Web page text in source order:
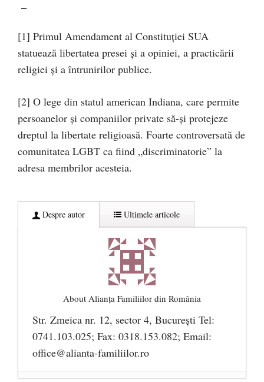
[1] Primul Amendament al Constituției SUA
statuează libertatea presei și a opiniei, a practicării
religiei și a întrunirilor publice.
[2] O lege din statul american Indiana, care permite
persoanelor și companiilor private să-și protejeze
dreptul la libertate religioasă. Foarte controversată de
comunitatea LGBT ca fiind „discriminatorie” la
adresa membrilor acesteia.
Despre autor Ultimele articole
About Alianţa Familiilor din România
Str. Zmeica nr. 12, sector 4, București Tel:
0741.103.025; Fax: 0318.153.082; Email:
office@alianta-familiilor.ro